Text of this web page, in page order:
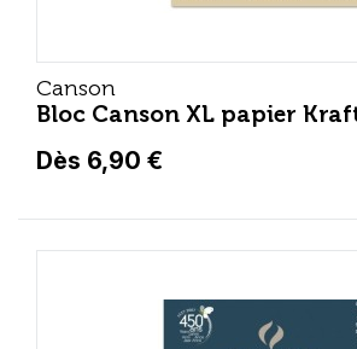
Canson
Bloc Canson XL papier
Dès 6,90 €